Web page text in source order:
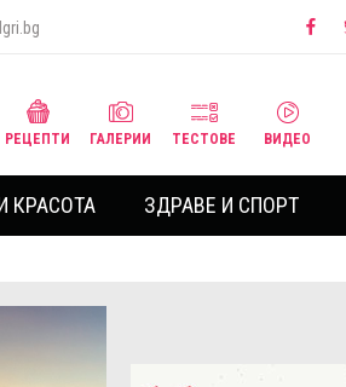
РЕЦЕПТИ ГАЛЕРИИ ТЕСТОВЕ ВИДЕО
КРАСОТА ЗДРАВЕ И СПОРТ